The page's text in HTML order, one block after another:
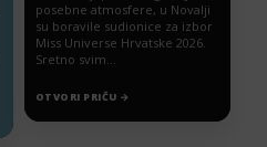
posebne atmosfere, u Novalji
su boravile sudionice za izbor
Miss Universe Hrvatske 2026.
Sretno svim...
OTVORI PRIČU →